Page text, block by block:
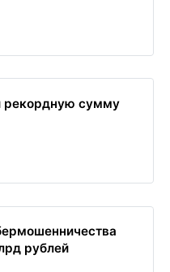
рекордную сумму
рублей